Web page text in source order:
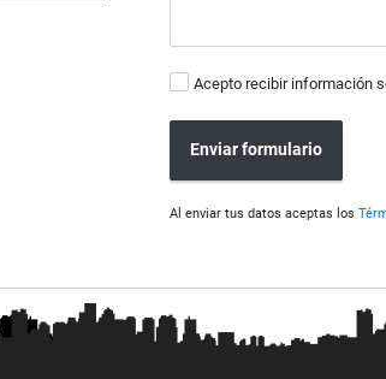
Acepto recibir información
Enviar formulario
Al enviar tus datos aceptas los